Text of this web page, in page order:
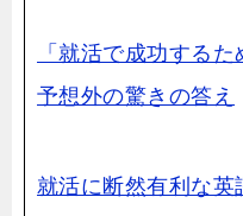
「就活で成功する
予想外の驚きの答え
就活に断然有利な英